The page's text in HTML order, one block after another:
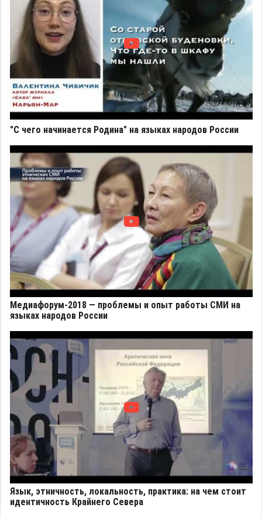
"С чего начинается Родина" на языках народов России
Медиафорум-2018 — проблемы и опыт работы СМИ на
языках народов России
Язык, этничность, локальность, практика: на чем стоит
идентичность Крайнего Севера